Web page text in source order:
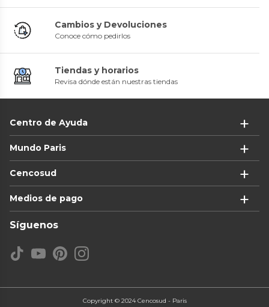
Cambios y Devoluciones
Conoce cómo pedirlos
Tiendas y horarios
Revisa dónde están nuestras tiendas
Centro de Ayuda
Mundo Paris
Cencosud
Medios de pago
Síguenos
Copyright © 2024 Cencosud - Paris